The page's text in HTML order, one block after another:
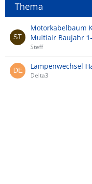
Thema
Motorkabelbaum
Multiair Baujahr
Steff
Lampenwechsel
Delta3